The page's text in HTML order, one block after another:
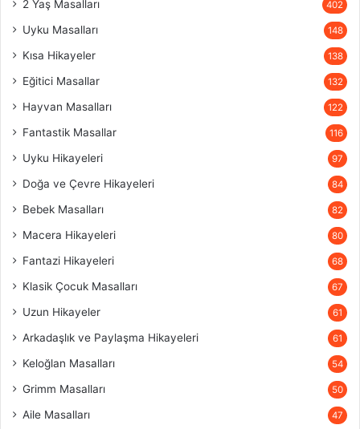
2 Yaş Masalları 402
Uyku Masalları 148
Kısa Hikayeler 138
Eğitici Masallar 132
Hayvan Masalları 122
Fantastik Masallar 116
Uyku Hikayeleri 97
Doğa ve Çevre Hikayeleri 84
Bebek Masalları 82
Macera Hikayeleri 80
Fantazi Hikayeleri 68
Klasik Çocuk Masalları 67
Uzun Hikayeler 61
Arkadaşlık ve Paylaşma Hikayeleri 61
Keloğlan Masalları 54
Grimm Masalları 50
Aile Masalları 47